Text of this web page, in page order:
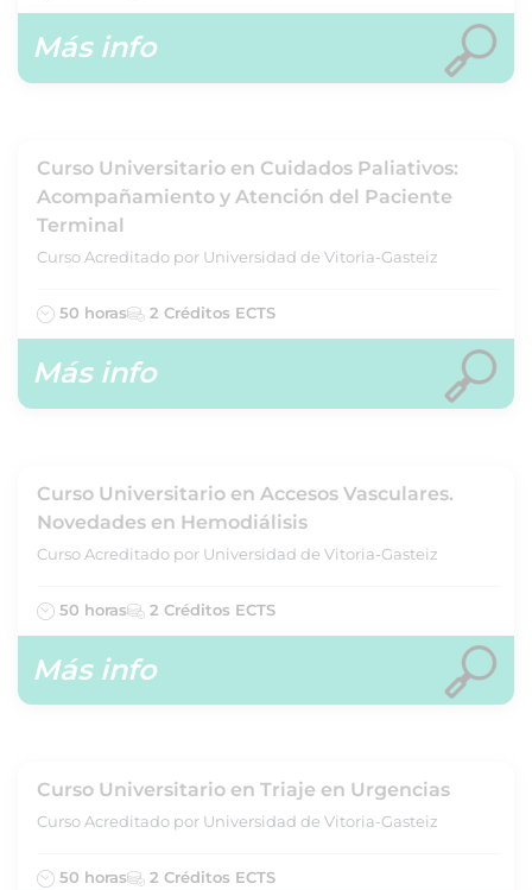
Más info
Curso Universitario en Cuidados Paliativos:
Acompañamiento y Atención del Paciente
Terminal
Curso Acreditado por Universidad de Vitoria-Gasteiz
50 horas 2 Créditos ECTS
Más info
Curso Universitario en Accesos Vasculares.
Novedades en Hemodiálisis
Curso Acreditado por Universidad de Vitoria-Gasteiz
50 horas 2 Créditos ECTS
Más info
Curso Universitario en Triaje en Urgencias
Curso Acreditado por Universidad de Vitoria-Gasteiz
50 horas 2 Créditos ECTS